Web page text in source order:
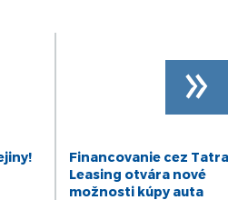
Financovanie cez Tatra
Leasing otvára nové
možnosti kúpy auta
»